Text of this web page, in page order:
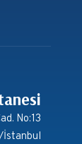
No:13
İstanbul